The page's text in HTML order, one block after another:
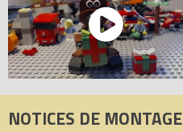
NOTICES DE MONTAGE